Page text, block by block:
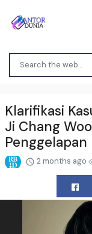
Klarifikasi
Ji Chang
Penggelapan
2 months ago